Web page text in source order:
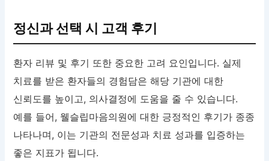
정신과 선택 시 고객 후기
환자 리뷰 및 후기 또한 중요한 고려 요인입니다. 실제
치료를 받은 환자들의 경험담은 해당 기관에 대한
신뢰도를 높이고, 의사결정에 도움을 줄 수 있습니다.
예를 들어, 웰슬립마음의원에 대한 긍정적인 후기가 종종
나타나며, 이는 기관의 전문성과 치료 성과를 입증하는
좋은 지표가 됩니다.